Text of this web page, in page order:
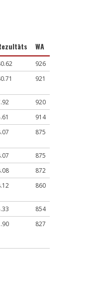
WA
926
921
920
914
875
875
872
860
854
827